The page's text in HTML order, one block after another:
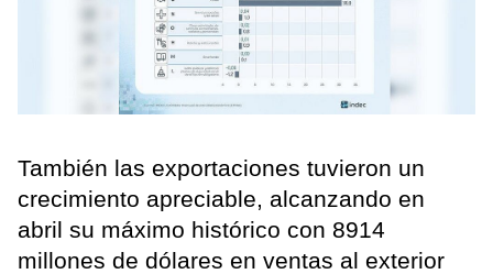
También las exportaciones tuvieron un
crecimiento apreciable, alcanzando en
abril su máximo histórico con 8914
millones de dólares en ventas al exterior